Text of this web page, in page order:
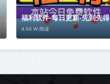
福利软件-每日更新-先到先得
4.04 W 阅读